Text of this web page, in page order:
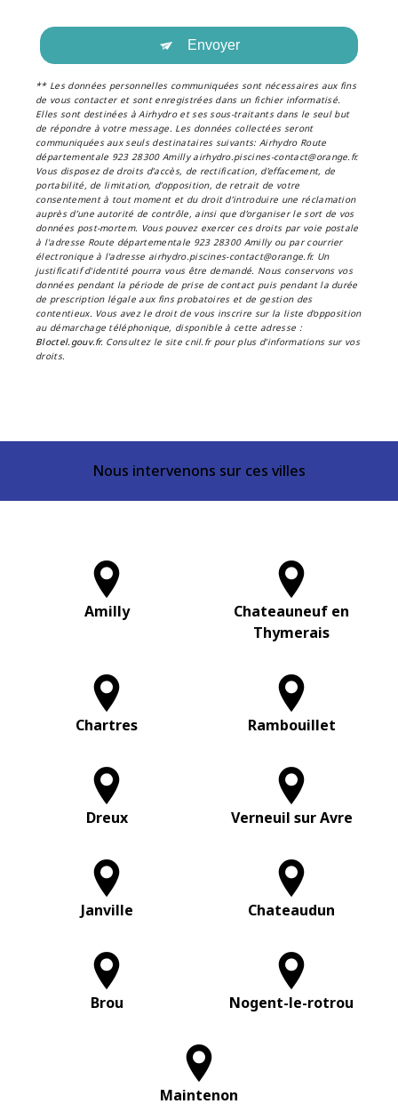
Envoyer
** Les données personnelles communiquées sont nécessaires aux fins
de vous contacter et sont enregistrées dans un fichier informatisé.
Elles sont destinées à Airhydro et ses sous-traitants dans le seul but
de répondre à votre message. Les données collectées seront
communiquées aux seuls destinataires suivants: Airhydro Route
départementale 923 28300 Amilly airhydro.piscines-contact@orange.fr.
Vous disposez de droits d’accès, de rectification, d’effacement, de
portabilité, de limitation, d’opposition, de retrait de votre
consentement à tout moment et du droit d’introduire une réclamation
auprès d’une autorité de contrôle, ainsi que d’organiser le sort de vos
données post-mortem. Vous pouvez exercer ces droits par voie postale
à l'adresse Route départementale 923 28300 Amilly ou par courrier
électronique à l'adresse airhydro.piscines-contact@orange.fr. Un
justificatif d'identité pourra vous être demandé. Nous conservons vos
données pendant la période de prise de contact puis pendant la durée
de prescription légale aux fins probatoires et de gestion des
contentieux. Vous avez le droit de vous inscrire sur la liste d'opposition
au démarchage téléphonique, disponible à cette adresse :
Bloctel.gouv.fr. Consultez le site cnil.fr pour plus d’informations sur vos
droits.
Nous intervenons sur ces villes
Amilly
Chateauneuf en
Thymerais
Chartres Rambouillet
Dreux Verneuil sur Avre
Janville Chateaudun
Brou Nogent-le-rotrou
Maintenon